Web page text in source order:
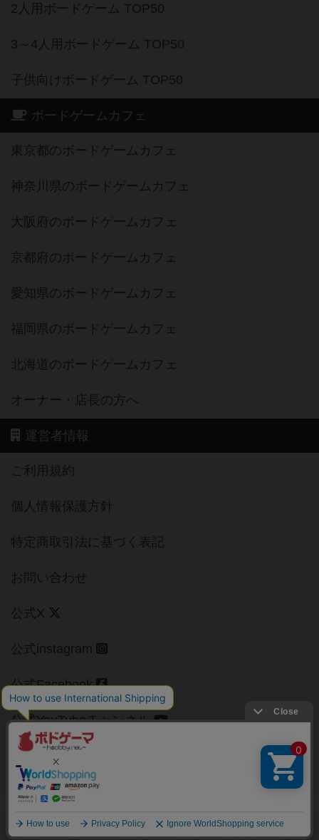
2人用ボードゲーム TOP50
3～4人用ボードゲーム TOP50
子供向けボードゲーム TOP50
ボードゲームカフェ
東京都のボードゲームカフェ
神奈川県のボードゲームカフェ
大阪府のボードゲームカフェ
京都府のボードゲームカフェ
愛知県のボードゲームカフェ
福岡県のボードゲームカフェ
北海道のボードゲームカフェ
オーナー・店長の方へ
運営者情報
ご利用規約
個人情報保護方針
特定商取引法に基づく表記
お問い合わせ
公式X
公式instagram
公式Facebook
公式YouTubeチャンネル